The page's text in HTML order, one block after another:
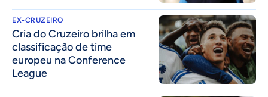
EX-CRUZEIRO
Cria do Cruzeiro brilha em
classificação de time
europeu na Conference
League